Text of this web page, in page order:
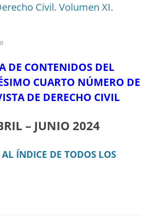
Civil. Volumen XI.
DE CONTENIDOS DEL
CUARTO NÚMERO DE
DE DERECHO CIVIL
– JUNIO 2024
ÍNDICE DE TODOS LOS